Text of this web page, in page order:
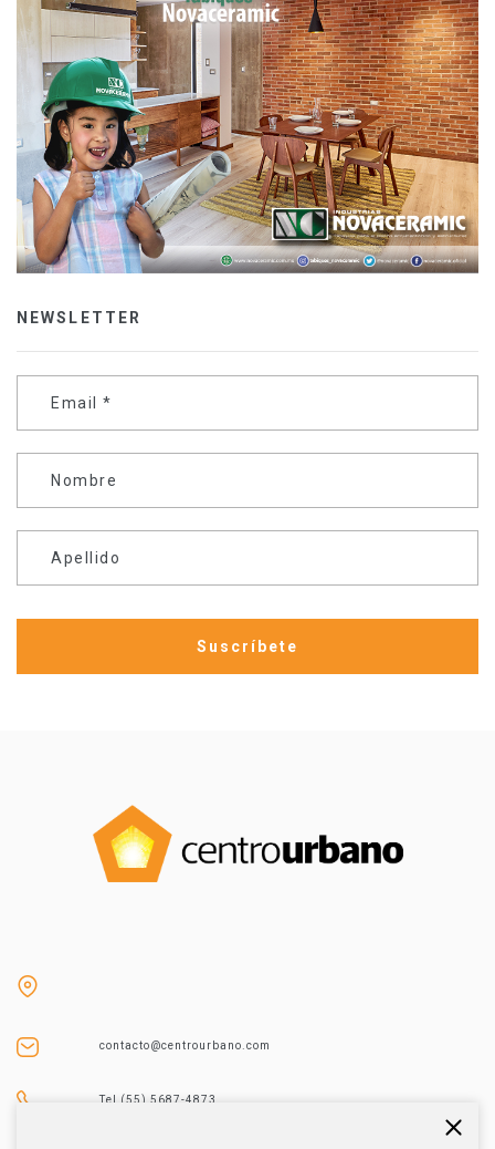
NEWSLETTER
Email *
Nombre
Apellido
contacto@centrourbano.com
Tel (55) 5687-4873